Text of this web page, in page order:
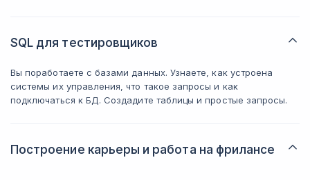
SQL для тестировщиков
Вы поработаете с базами данных. Узнаете, как устроена
системы их управления, что такое запросы и как
подключаться к БД. Создадите таблицы и простые запросы.
Построение карьеры и работа на фрилансе